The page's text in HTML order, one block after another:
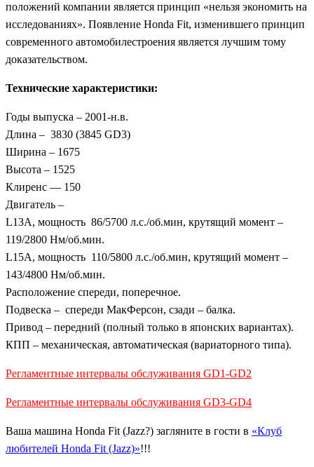
положений компании является принцип «нельзя экономить на
исследованиях». Появление Honda Fit, изменившего принцип
современного автомобилестроения является лучшим тому
доказательством.
Технические характеристики:
Годы выпуска – 2001-н.в.
Длина – 3830 (3845 GD3)
Ширина – 1675
Высота – 1525
Клиренс — 150
Двигатель –
L13A, мощность 86/5700 л.с./об.мин, крутящий момент –
119/2800 Нм/об.мин.
L15A, мощность 110/5800 л.с./об.мин, крутящий момент –
143/4800 Нм/об.мин.
Расположение спереди, поперечное.
Подвеска – спереди МакФерсон, сзади – балка.
Привод – передний (полный только в японских вариантах).
КПП – механическая, автоматическая (вариаторного типа).
Регламентные интервалы обслуживания GD1-GD2
Регламентные интервалы обслуживания GD3-GD4
Ваша машина Honda Fit (Jazz?) загляните в гости в «Клуб
любителей Honda Fit (Jazz)»!!!